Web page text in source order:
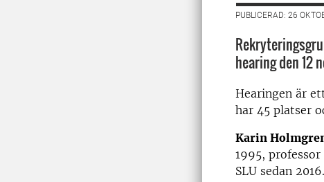
PUBLICERAD: 26
hearing den 12
Hearingen är
har 45 platser
Karin
1995,
SLU sedan